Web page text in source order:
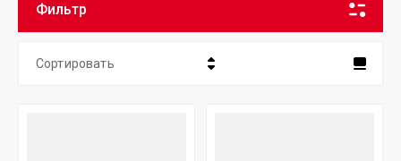
Фильтр
Сортировать